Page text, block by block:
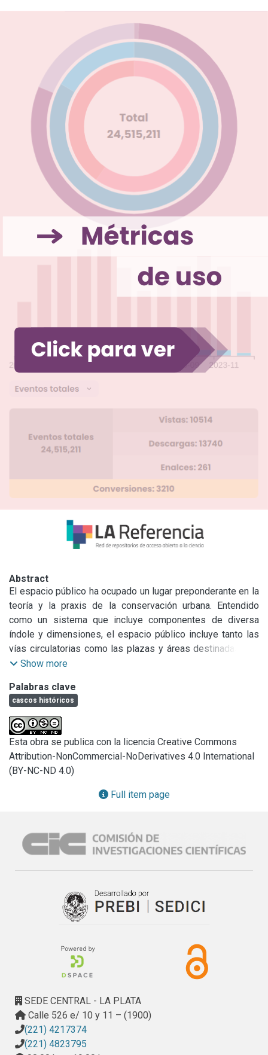
Abstract
El espacio público ha ocupado un lugar preponderante en la
teoría y la praxis de la conservación urbana. Entendido
como un sistema que incluye componentes de diversa
índole y dimensiones, el espacio público incluye tanto las
vías circulatorias como las plazas y áreas destinadas a la
recreación y el esparcimiento de la comunidad. Se
monumentales a los que sirve de marco y, en general,
constituye el espacio social por excelencia de la ciudad. En
este sentido, el espacio público, al igual que las
actividades que alberga, tienen una notable incidencia en la
identidad de la ciudad. En este marco, presentaremos el
caso de la ciudad de La Plata, un caso particular de casco
histórico en Argentina por las razones que promovieron la
fundación de la ciudad y por sus características urbano-
Show more
Palabras clave
cascos históricos
Esta obra se publica con la licencia Creative Commons
Attribution-NonCommercial-NoDerivatives 4.0 International
(BY-NC-ND 4.0)
Full item page
SEDE CENTRAL - LA PLATA
Calle 526 e/ 10 y 11 – (1900)
(221) 4217374
(221) 4823795